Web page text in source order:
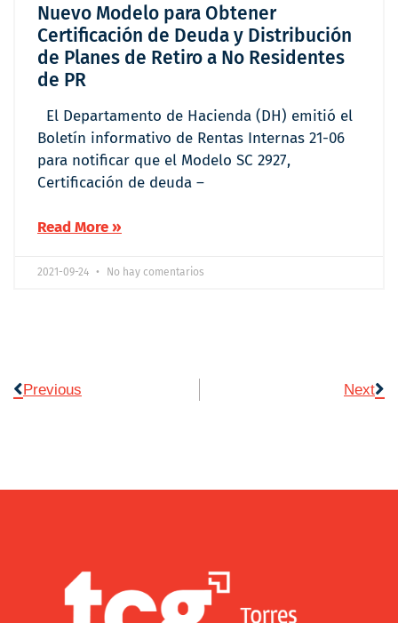
Nuevo Modelo para Obtener
Certificación de Deuda y Distribución
de Planes de Retiro a No Residentes
de PR
El Departamento de Hacienda (DH) emitió el
Boletín informativo de Rentas Internas 21-06
para notificar que el Modelo SC 2927,
Certificación de deuda –
Read More »
2021-09-24 No hay comentarios
Previous Next